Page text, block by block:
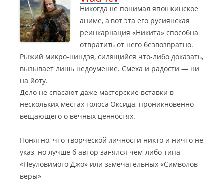
Никогда не понимал япошкинское
аниме, а вот эта его русиянская
реинкарнация «Никита» способна
отвратить от него безвозвратно.
Рыжий микро-ниндзя, силящийся что-либо доказать,
вызывает лишь недоумение. Смеха и радости — ни
на йоту.
Дело не спасают даже мастерские вставки в
нескольких местах голоса Оксида, проникновенно
вещающего о вечных ценностях.
Понятно, что творческой личности никто и ничто не
указ, но лучше б автор занялся чем-либо типа
«Неуловимого Джо» или замечательных «Символов
веры»